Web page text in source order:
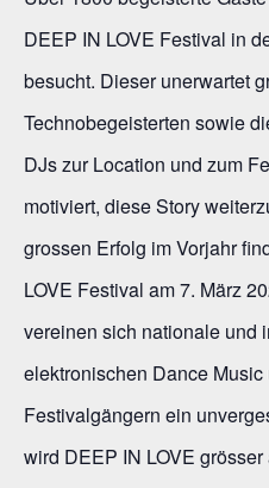
DEEP IN LOVE Festival in
besucht. Dieser unerwartet
Technobegeisterten sowie
DJs zur Location und zum
motiviert, diese Story
grossen Erfolg im Vorjahr
LOVE Festival am 7. März
vereinen sich nationale und
elektronischen Dance
Festivalgängern ein
wird DEEP IN LOVE